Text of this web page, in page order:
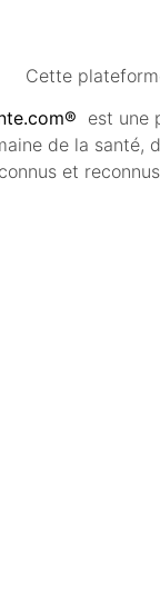
Cette
est une
de la santé,
connus et